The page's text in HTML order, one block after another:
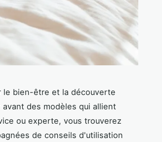
le bien-être et la découverte
des modèles qui allient
ou experte, vous trouverez
de conseils d'utilisation